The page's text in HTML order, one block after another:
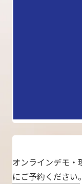
オンラインデモ・
にご予約ください。